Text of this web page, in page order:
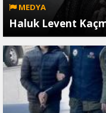
MEDYA
Haluk Levent